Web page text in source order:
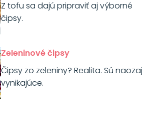
Z tofu sa dajú pripraviť aj výborné
čipsy.
Zeleninové čipsy
Čipsy zo zeleniny? Realita. Sú naozaj
vynikajúce.